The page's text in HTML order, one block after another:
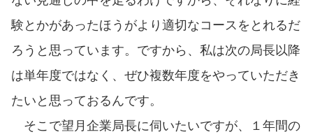
験とかがあったほうがより適切なコースをとれるだ
ろうと思っています。ですから、私は次の局長以降
は単年度ではなく、ぜひ複数年度をやっていただき
たいと思っておるんです。
そこで望月企業局長に伺いたいですが、１年間の